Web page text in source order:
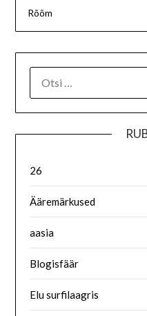
Rõõm
26
Ääremärkused
aasia
Blogisfäär
Elu surfilaagris